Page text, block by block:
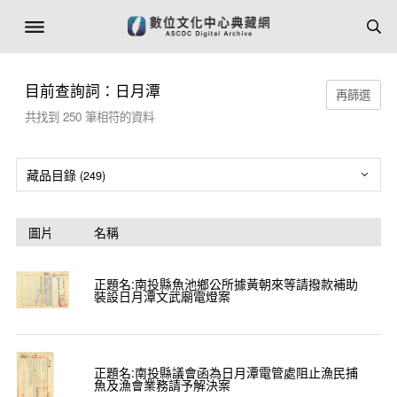
目前查詢詞：日月潭
共找到 250筆相符的資料
藏品目錄 (249)
圖片 名稱
正題名:南投縣魚池鄉公所據黃朝來等請撥款補助
裝設日月潭文武廟電燈案
正題名:南投縣議會函為日月潭電管處阻止漁民捕
魚及漁會業務請予解決案
再篩選